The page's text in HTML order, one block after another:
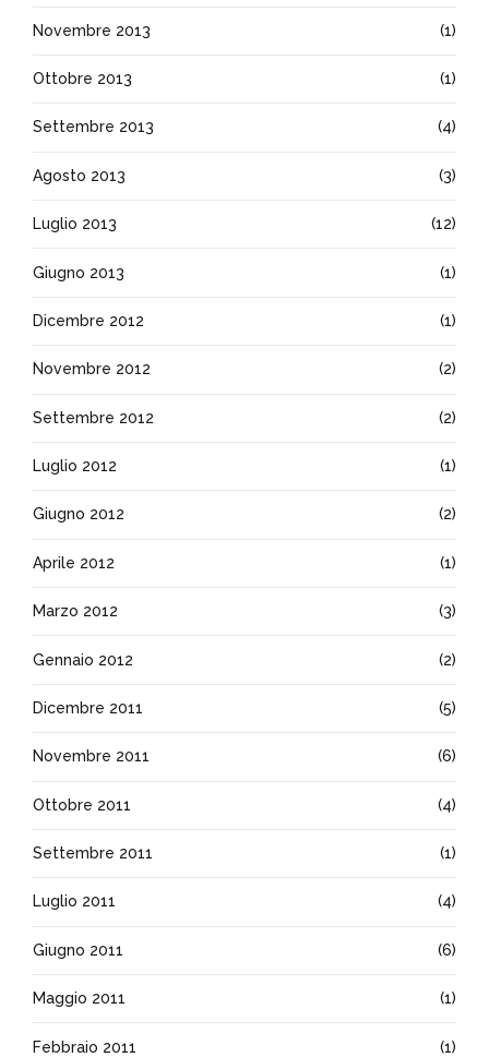
Novembre 2013 (1)
Ottobre 2013 (1)
Settembre 2013 (4)
Agosto 2013 (3)
Luglio 2013 (12)
Giugno 2013 (1)
Dicembre 2012 (1)
Novembre 2012 (2)
Settembre 2012 (2)
Luglio 2012 (1)
Giugno 2012 (2)
Aprile 2012 (1)
Marzo 2012 (3)
Gennaio 2012 (2)
Dicembre 2011 (5)
Novembre 2011 (6)
Ottobre 2011 (4)
Settembre 2011 (1)
Luglio 2011 (4)
Giugno 2011 (6)
Maggio 2011 (1)
Febbraio 2011 (1)